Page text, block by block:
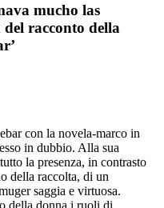
mucho las
racconto della
con la novela-marco in
in dubbio. Alla sua
la presenza, in contrasto
della raccolta, di un
saggia e virtuosa.